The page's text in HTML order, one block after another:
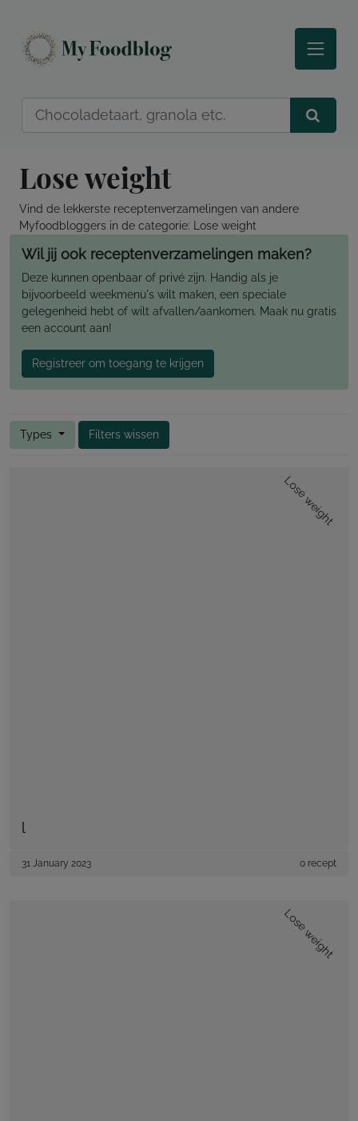
Lose weight
Vind de lekkerste receptenverzamelingen van andere
Myfoodbloggers in de categorie: Lose weight
Wil jij ook receptenverzamelingen maken?
Deze kunnen openbaar of privé zijn. Handig als je
bijvoorbeeld weekmenu's wilt maken, een speciale
gelegenheid hebt of wilt afvallen/aankomen. Maak nu gratis
een account aan!
Registreer om toegang te krijgen
Types Filters wissen
Lose weight
l
31 January 2023 0 recept
Lose weight